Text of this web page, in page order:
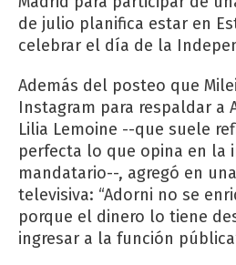
de julio planifica estar en
celebrar el día de la
Además del posteo que
Instagram para respaldar a
Lilia Lemoine --que suele
perfecta lo que opina en la
mandatario--, agregó en
televisiva: “Adorni no se
porque el dinero lo tiene
ingresar a la función